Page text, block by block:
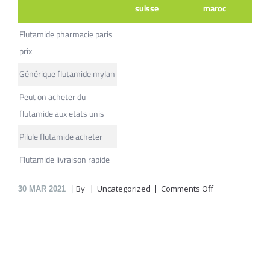
suisse
maroc
Flutamide pharmacie paris
prix
Générique flutamide mylan
Peut on acheter du
flutamide aux etats unis
Pilule flutamide acheter
Flutamide livraison rapide
30 MAR 2021 By Uncategorized Comments Offon